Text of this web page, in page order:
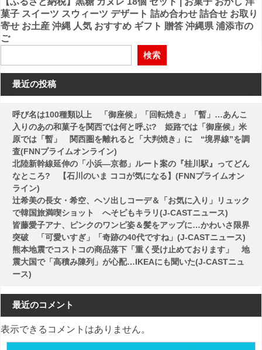
ビ
ゲ
ー
シ
ョ
菓子 スイーツ スウィーツ デザート 詰め合わせ 詰合せ お取り
寄せ お土産 沖縄 人気 おすすめ ギフト 贈答 沖縄県 浦添市の
ご
検索
最近の投稿
呼び名は100種類以上 「御座候」「回転焼き」「暫」…あんこ
入りのあの和菓子を関西では何と呼ぶ? 姫路では「御座候」米
原では「暫」 関西圏を離れると「大判焼き」に “境界線”を調
査(FNNプライムオンライン)
北陸新幹線延伸の「小浜―京都」ルート案の『桂川駅』ってどん
なところ? 【石川のいま ココが気になる】(FNNプライムオン
ライン)
辻希美の長女・希空、ヘソ出しコーデ＆「お気に入り」リュック
で韓国旅満喫ショット へそピもキラリ(J-CASTニュース)
皆藤愛子アナ、ピンクのワンピ姿＆髪をアップに…かわいさ限界
突破 「可愛いすぎ」「奇跡の40代ですね」(J-CASTニュース)
熊本地震でコストコの商品落下「重く受け止めております」 地
震大国で「高積み陳列」が心配…IKEAにも聞いた(J-CASTニュ
ース)
最近のコメント
表示できるコメントはありません。